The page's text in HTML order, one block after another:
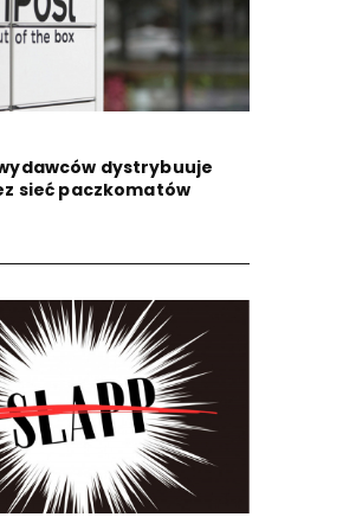
dystrybuuje
sieć paczkomatów